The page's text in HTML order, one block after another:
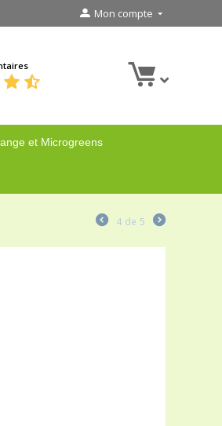
Mon compte
et Microgreens
4 de 5